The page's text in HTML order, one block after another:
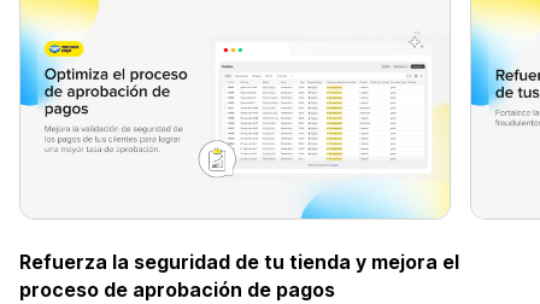
Refuerza la seguridad de tu tienda y mejora el
proceso de aprobación de pagos